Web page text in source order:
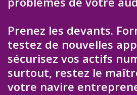
Prenez les devants.
testez de nouvelles
sécurisez vos actifs
surtout, restez le
votre navire